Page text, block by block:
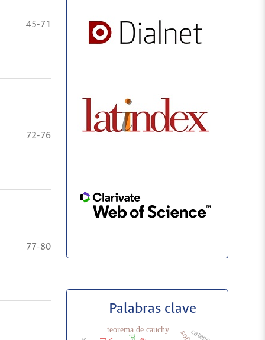
45-71
72-76
77-80
Palabras clave
teorema de cauchy